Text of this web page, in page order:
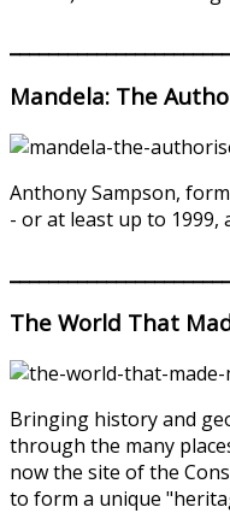
Mandela: The
Anthony Sampson,
- or at least up to 1999,
The World That
Bringing history and
through the many
now the site of the
to form a unique